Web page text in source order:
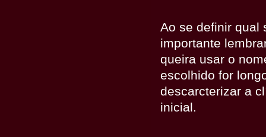
Ao se definir qual
importante
queira usar o
escolhido for
descarcterizar a
inicial.